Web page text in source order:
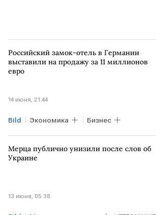
Российский замок-отель в Германии
выставили на продажу за 11 миллионов
евро
14 июня, 21:44
Bild Экономика Бизнес
Мировая экономика ГЕРМАНИЯ
Мерца публично унизили после слов об
Украине
13 июня, 05:38